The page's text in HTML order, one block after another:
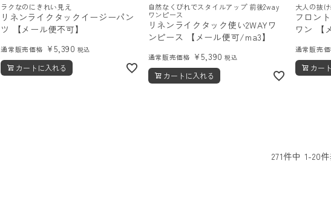
ラクなのにきれい見え
リネンライクタックイージーパン
ツ 【メール便不可】
通常販売価格 ¥5,390 税込
カートに入れる
自然なくびれでスタイルアップ 前後2way
ワンピース
リネンライクタック使い2WAYワ
ンピース 【メール便可/ma3】
通常販売価格 ¥5,390 税込
カートに入れる
大人の抜
フロン
ワン 【
通常販売
カー
271件中 1-20